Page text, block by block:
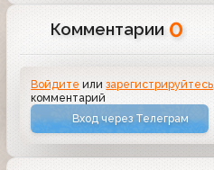
Комментарии 0
Войдите илизарегистрируйтесь
комментарий
Вход через Телеграм